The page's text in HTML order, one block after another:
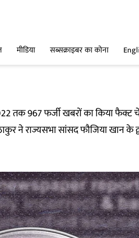
मीडिया सब्सक्राइबर का कोना
तक 967 फर्जी खबरों का किया फैक्ट
ने राज्यसभा सांसद फौजिया खान के